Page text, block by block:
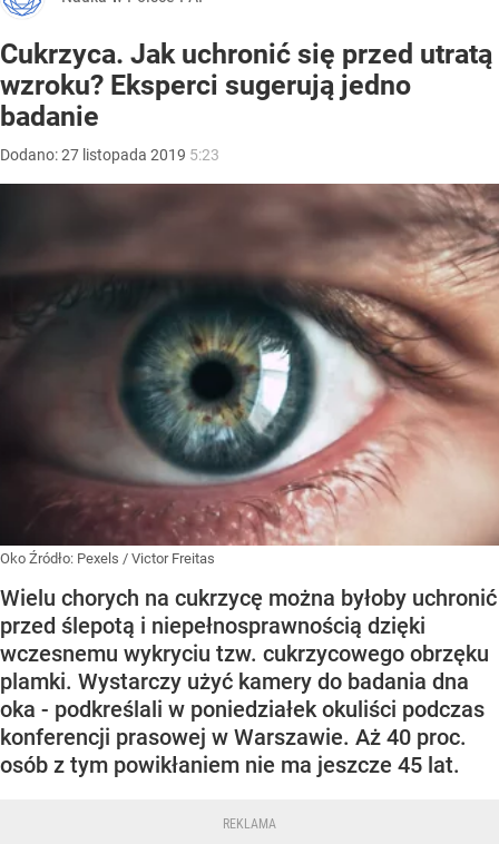
Cukrzyca. Jak uchronić się przed utratą
wzroku? Eksperci sugerują jedno
badanie
Dodano:27 listopada 2019 5:23
Oko Źródło: Pexels / Victor Freitas
Wielu chorych na cukrzycę można byłoby uchronić
przed ślepotą i niepełnosprawnością dzięki
wczesnemu wykryciu tzw. cukrzycowego obrzęku
plamki. Wystarczy użyć kamery do badania dna
oka - podkreślali w poniedziałek okuliści podczas
konferencji prasowej w Warszawie. Aż 40 proc.
osób z tym powikłaniem nie ma jeszcze 45 lat.